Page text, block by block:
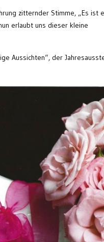
zitternder Stimme, „Es ist
erlaubt uns dieser kleine
Aussichten“, der